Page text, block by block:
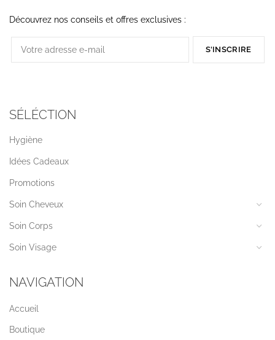
Découvrez nos conseils et offres exclusives :
SÉLÉCTION
Hygiène
Idées Cadeaux
Promotions
Soin Cheveux
Soin Corps
Soin Visage
NAVIGATION
Accueil
Boutique